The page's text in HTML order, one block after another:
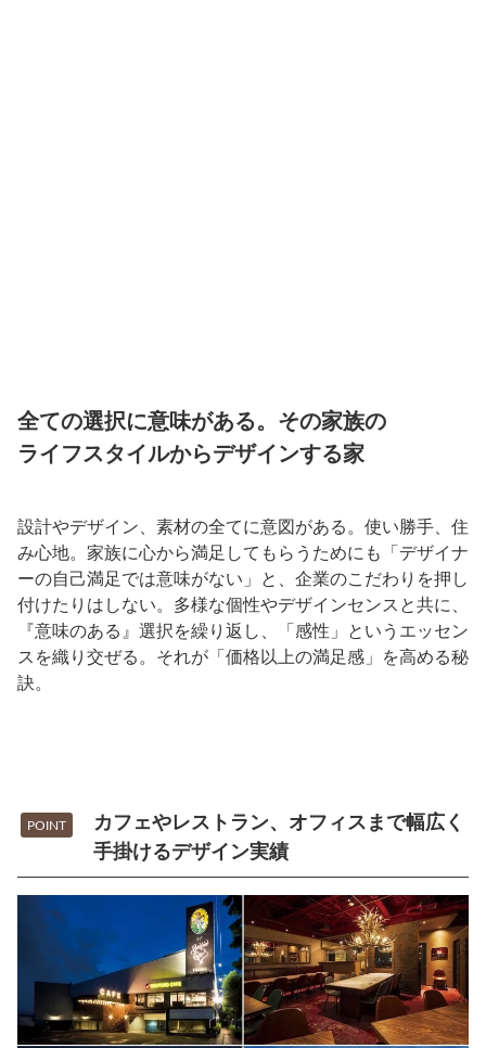
全ての選択に意味がある。その家族の
ライフスタイルからデザインする家
設計やデザイン、素材の全てに意図がある。使い勝手、住
み心地。家族に心から満足してもらうためにも「デザイナ
ーの自己満足では意味がない」と、企業のこだわりを押し
付けたりはしない。多様な個性やデザインセンスと共に、
『意味のある』選択を繰り返し、「感性」というエッセン
スを織り交ぜる。それが「価格以上の満足感」を高める秘
訣。
POINT
カフェやレストラン、オフィスまで幅広く
手掛けるデザイン実績